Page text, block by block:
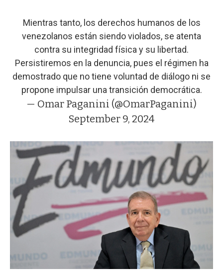
Mientras tanto, los derechos humanos de los
venezolanos están siendo violados, se atenta
contra su integridad física y su libertad.
Persistiremos en la denuncia, pues el régimen ha
demostrado que no tiene voluntad de diálogo ni se
propone impulsar una transición democrática.
— Omar Paganini (@OmarPaganini)
September 9, 2024